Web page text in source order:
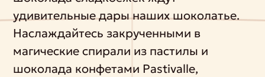
удивительные дары наших шоколатье.
Наслаждайтесь закрученными в
магические спирали из пастилы и
шоколада конфетами Pastivalle,